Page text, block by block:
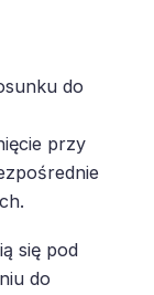
do
przy
się pod
do